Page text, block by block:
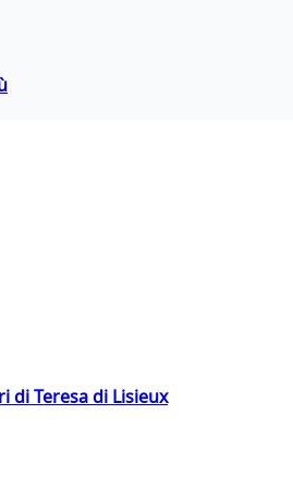
di Teresa di Lisieux